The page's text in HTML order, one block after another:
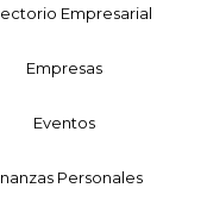
Empresarial
Empresas
Eventos
Personales